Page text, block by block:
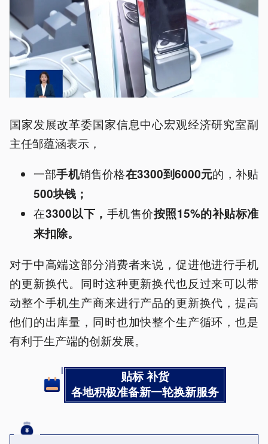
国家发展改革委国家信息中心宏观经济研究室副
主任邹蕴涵表示，
一部手机销售价格在3300到6000元的，补贴
500块钱；
在3300以下， 手机售价按照15%的补贴标准
来扣除。
对于中高端这部分消费者来说，促进他进行手机
的更新换代。同时这种更新换代也反过来可以带
动整个手机生产商来进行产品的更新换代，提高
他们的出库量，同时也加快整个生产循环，也是
有利于生产端的创新发展。
贴标 补货
各地积极准备新一轮换新服务